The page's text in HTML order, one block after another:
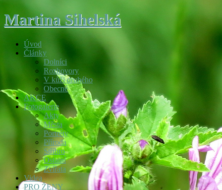
Martina Sihelská
Úvod
Články
Dolníci
Rozhovory
V kůži druhého
Obecné
AKCE
Fotogalerie
Akty
Města
Portréty
Příroda
Stříbro
Ostatní
Zvířata
Videa
PRO ŽENY